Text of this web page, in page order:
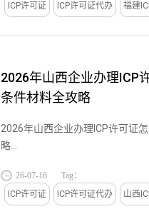
ICP许可证
ICP许可证代办 福建
2026年山西企业办理ICP
条件材料全攻略
2026年山西企业办理ICP许可证
略...
26-07-16
Tag：
ICP许可证
ICP许可证代办 山西